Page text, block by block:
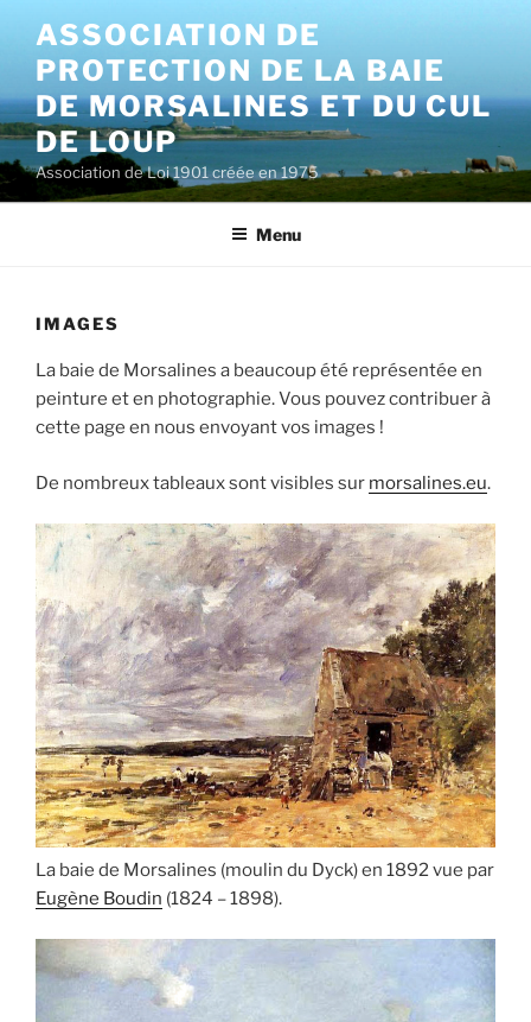
contenu
principal
ASSOCIATION DE
PROTECTION DE LA BAIE
DE MORSALINES ET DU CUL
DE LOUP
Association de Loi 1901 créée en 1975
Menu
IMAGES
La baie de Morsalines a beaucoup été représentée en
peinture et en photographie. Vous pouvez contribuer à
cette page en nous envoyant vos images !
De nombreux tableaux sont visibles sur morsalines.eu.
La baie de Morsalines (moulin du Dyck) en 1892 vue par
Eugène Boudin (1824 – 1898).